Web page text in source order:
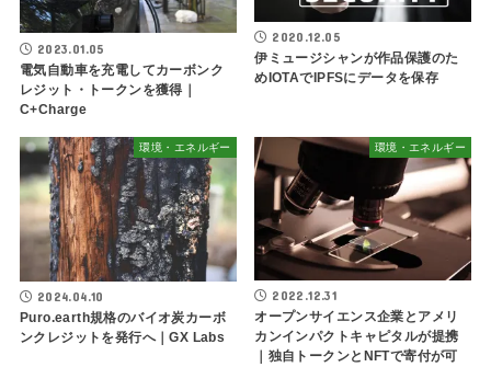
2023.01.05
電気自動車を充電してカーボンク
レジット・トークンを獲得｜
C+Charge
2020.12.05
伊ミュージシャンが作品保護のた
めIOTAでIPFSにデータを保存
環境・エネルギー
2024.04.10
Puro.earth規格のバイオ炭カーボ
ンクレジットを発行へ｜GX Labs
環境・エネルギー
2022.12.31
オープンサイエンス企業とアメリ
カンインパクトキャピタルが提携
｜独自トークンとNFTで寄付が可